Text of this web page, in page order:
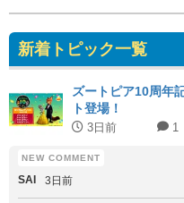
新着トピック一覧
ズートピア10周年
ト登場！
3日前 1
SAI 3日前